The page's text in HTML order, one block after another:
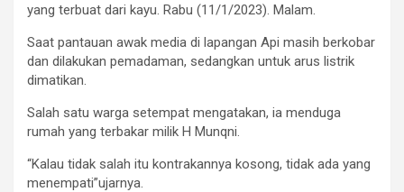
yang terbuat dari kayu. Rabu (11/1/2023). Malam.
Saat pantauan awak media di lapangan Api masih berkobar
dan dilakukan pemadaman, sedangkan untuk arus listrik
dimatikan.
Salah satu warga setempat mengatakan, ia menduga
rumah yang terbakar milik H Munqni.
“Kalau tidak salah itu kontrakannya kosong, tidak ada yang
menempati”ujarnya.